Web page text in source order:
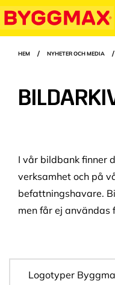
Hoppa
till
Länkstigar
HEM NYHETER OCH MEDIA
I vår bildbank finner
verksamhet och på
befattningshavare.
men får ej användas